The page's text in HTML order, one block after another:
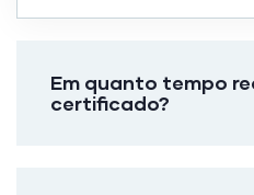
Em quanto tempo
certificado?